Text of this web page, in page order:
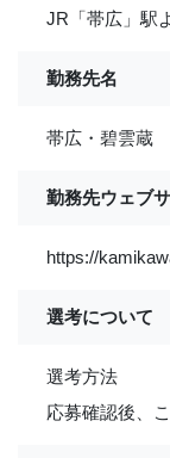
JR「帯広」駅
勤務先名
帯広・碧雲蔵
勤務先ウェブ
https://
選考について
選考方法
応募確認後、